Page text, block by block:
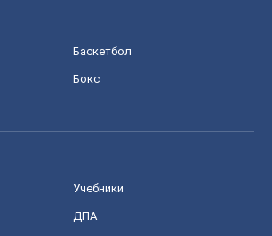
Баскетбол
Бокс
Учебники
ДПА